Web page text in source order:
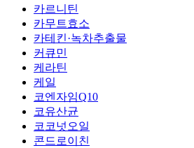
카르니틴
카무트효소
카테킨·녹차추출물
커큐민
케라틴
케일
코엔자임Q10
코유산균
코코넛오일
콘드로이친